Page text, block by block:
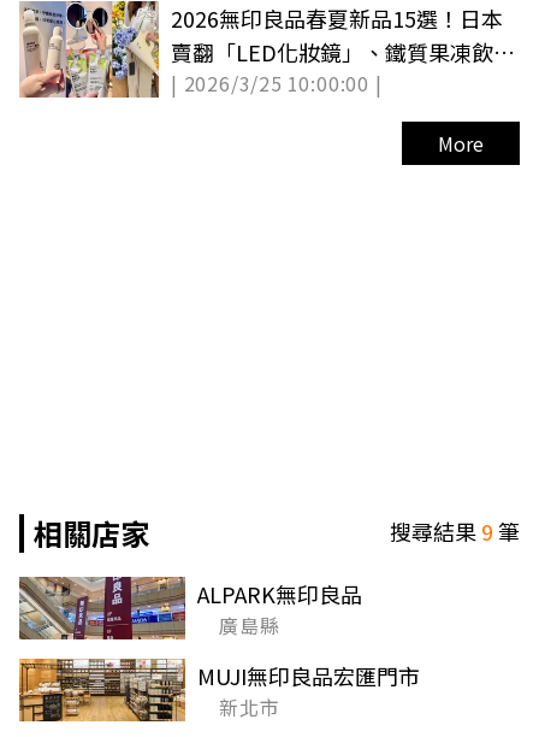
2026無印良品春夏新品15選！日本
賣翻「LED化妝鏡」、鐵質果凍飲，
價格、上架日
| 2026/3/25 10:00:00 |
More
相關店家 搜尋結果9筆
ALPARK無印良品
廣島縣
MUJI無印良品宏匯門市
新北市